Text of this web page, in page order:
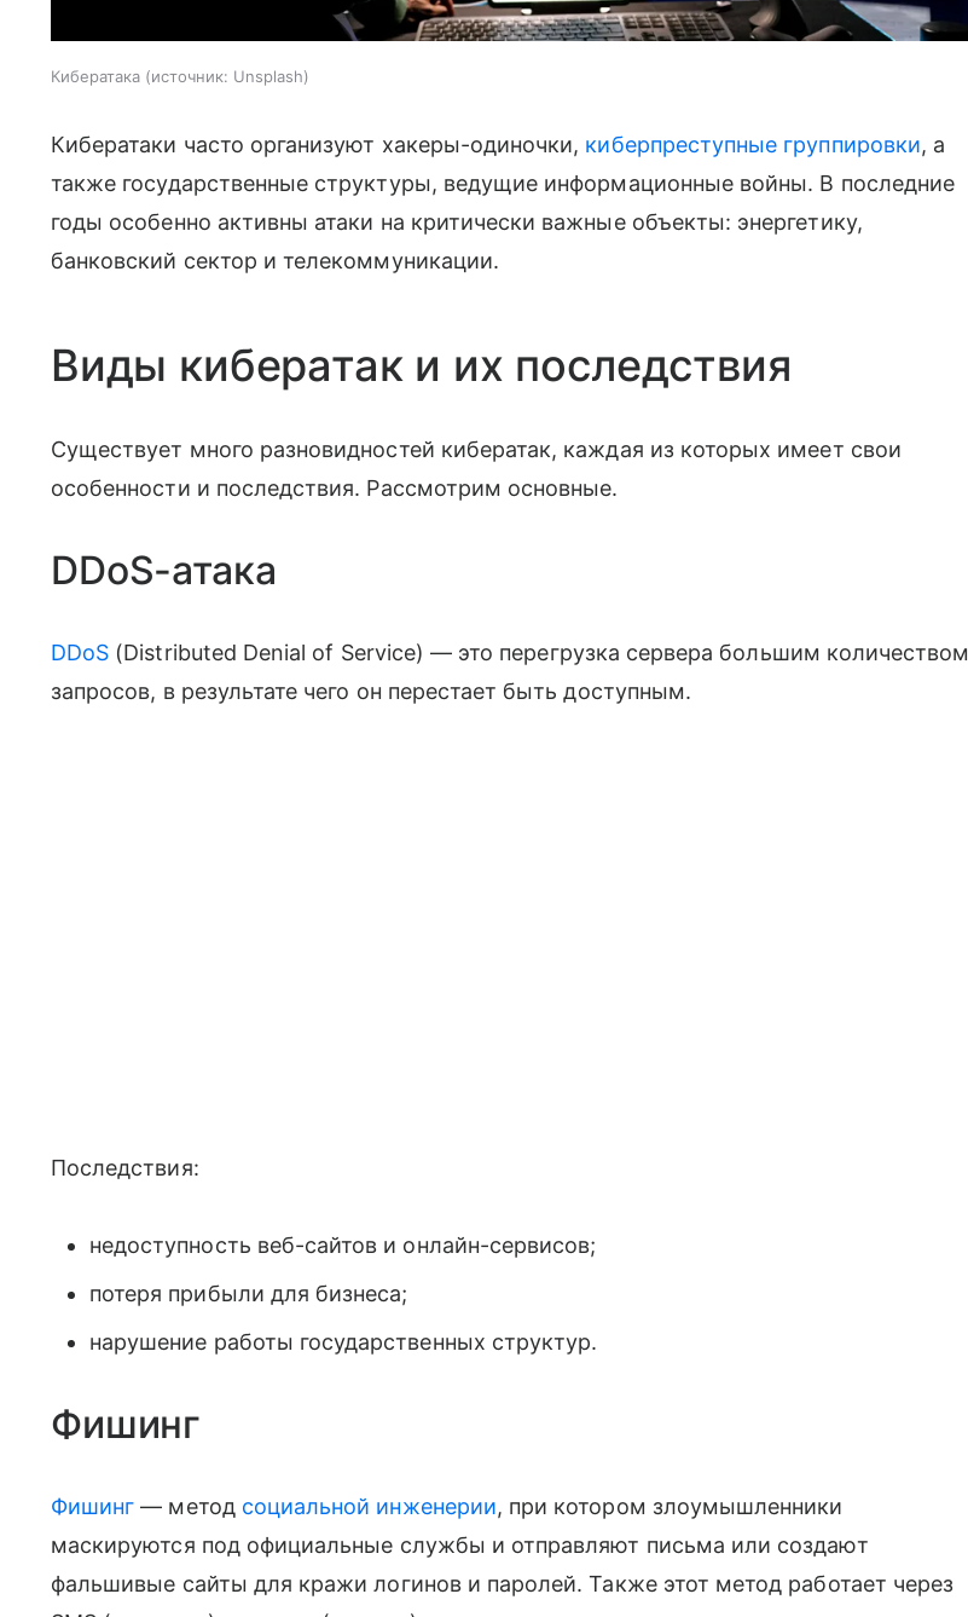
Кибератака источник: Unsplash
Кибератаки часто организуют хакеры-одиночки, киберпреступные группировки, а
также государственные структуры, ведущие информационные войны. В последние
годы особенно активны атаки на критически важные объекты: энергетику,
банковский сектор и телекоммуникации.
Виды кибератак и их последствия
Существует много разновидностей кибератак, каждая из которых имеет свои
особенности и последствия. Рассмотрим основные.
DDoS-атака
DDoS (Distributed Denial of Service) — это перегрузка сервера большим количеством
запросов, в результате чего он перестает быть доступным.
Последствия:
недоступность веб-сайтов и онлайн-сервисов;
потеря прибыли для бизнеса;
нарушение работы государственных структур.
Фишинг
Фишинг — метод социальной инженерии, при котором злоумышленники
маскируются под официальные службы и отправляют письма или создают
фальшивые сайты для кражи логинов и паролей. Также этот метод работает через